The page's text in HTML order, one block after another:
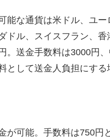
能な通貨は米ドル、ユー
ル、スイスフラン、香
。送金手数料は3000円
して送金人負担にする
が可能。手数料は750円